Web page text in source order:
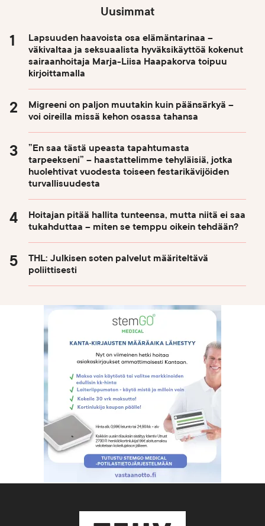
Uusimmat
Lapsuuden haavoista osa elämäntarinaa –
väkivaltaa ja seksuaalista hyväksikäyttöä kokenut
sairaanhoitaja Marja-Liisa Haapakorva toipuu
kirjoittamalla
Migreeni on paljon muutakin kuin päänsärkyä –
voi oireilla missä kehon osassa tahansa
”En saa tästä upeasta tapahtumasta
tarpeekseni” – haastattelimme tehyläisiä, jotka
huolehtivat vuodesta toiseen festarikävijöiden
turvallisuudesta
Hoitajan pitää hallita tunteensa, mutta niitä ei saa
tukahduttaa – miten se temppu oikein tehdään?
THL: Julkisen soten palvelut määriteltävä
poliittisesti